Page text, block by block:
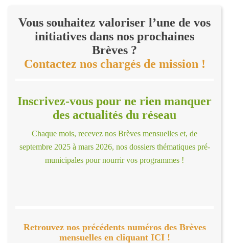
Vous souhaitez valoriser l’une de vos
initiatives dans nos prochaines
Brèves ?
Contactez nos chargés de mission !
Inscrivez-vous pour ne rien manquer
des actualités du réseau
Chaque mois, recevez nos Brèves mensuelles et, de
septembre 2025 à mars 2026, nos dossiers thématiques pré-
municipales pour nourrir vos programmes !
Retrouvez nos précédents numéros des Brèves
mensuelles en cliquant ICI !